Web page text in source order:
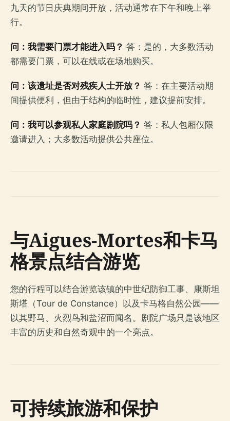
九天的节日庆典期间开放，活动通常在下午和晚上举
行。
问：我需要门票才能进入吗？ 答：是的，大多数活动
都需要门票，可以在线或在场地购买。
问：该遗址是否对残疾人士开放？ 答：在主要活动期
间提供便利，但由于结构的临时性，建议提前安排。
问：我可以参观私人家庭剧院吗？ 答：私人包厢仅限
邀请进入；大多数活动提供公共座位。
与Aigues-Mortes和卡马
格景点结合游览
您的行程可以结合游览该镇的中世纪防御工事、康斯坦
斯塔（Tour de Constance）以及卡马格自然公园——
以其野马、火烈鸟和盐沼而闻名。剧院广场只是该地区
丰富的历史和自然奇观中的一个亮点。
可持续旅游和保护